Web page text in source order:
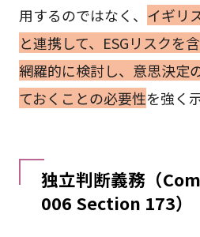
用するのではなく、 イギリ
と連携して、ESGリスクを
網羅的に検討し、意思決定
ておくことの必要性を強く
独立判断義務（
006 Section 173）